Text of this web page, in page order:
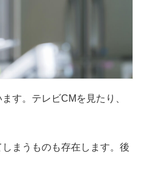
す。テレビCMを見たり、
まうものも存在します。後